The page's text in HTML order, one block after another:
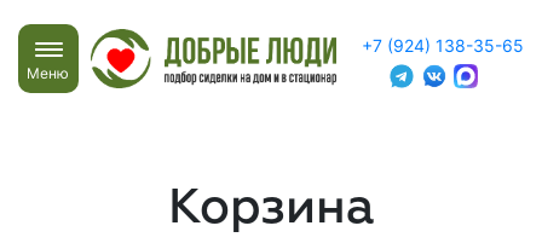
Меню
+7 (924) 138-35-65
Корзина